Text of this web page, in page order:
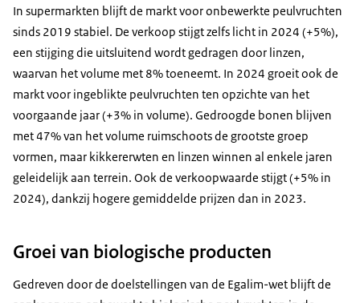
In supermarkten blijft de markt voor onbewerkte peulvruchten
sinds 2019 stabiel. De verkoop stijgt zelfs licht in 2024 (+5%),
een stijging die uitsluitend wordt gedragen door linzen,
waarvan het volume met 8% toeneemt. In 2024 groeit ook de
markt voor ingeblikte peulvruchten ten opzichte van het
voorgaande jaar (+3% in volume). Gedroogde bonen blijven
met 47% van het volume ruimschoots de grootste groep
vormen, maar kikkererwten en linzen winnen al enkele jaren
geleidelijk aan terrein. Ook de verkoopwaarde stijgt (+5% in
2024), dankzij hogere gemiddelde prijzen dan in 2023.
Groei van biologische producten
Gedreven door de doelstellingen van de Egalim-wet blijft de